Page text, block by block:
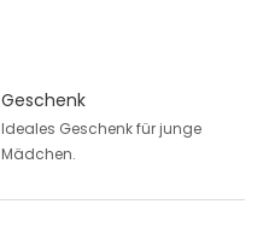
Geschenk
Ideales Geschenk für junge
Mädchen.